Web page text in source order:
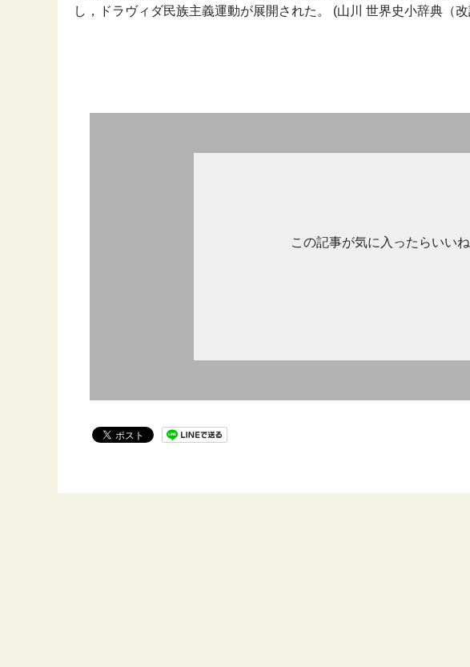
し，ドラヴィダ民族主義運動が展開された。 (山川 世界史小辞典（
この記事が気に入ったらいい